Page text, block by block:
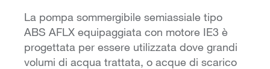
La pompa sommergibile semiassiale tipo
ABS AFLX equipaggiata con motore IE3 è
progettata per essere utilizzata dove grandi
volumi di acqua trattata, o acque di scarico